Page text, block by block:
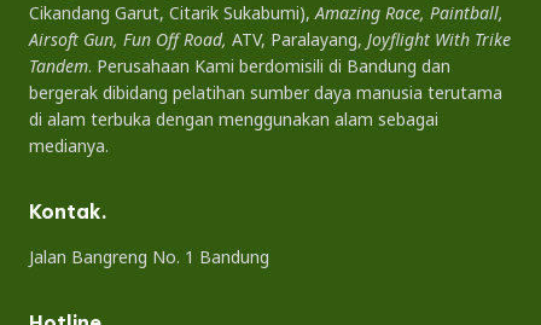
Cikandang Garut, Citarik Sukabumi),Amazing Race, Paintball,
Airsoft Gun, Fun Off Road, ATV, Paralayang, Joyflight With Trike
Tandem. Perusahaan Kami berdomisili di Bandung dan
bergerak dibidang pelatihan sumber daya manusia terutama
di alam terbuka dengan menggunakan alam sebagai
medianya.
Kontak.
Jalan Bangreng No. 1 Bandung